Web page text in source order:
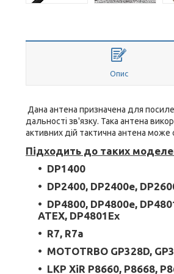
Опис
Дана антена призначена для
дальності зв'язку. Така антена
активних дій тактична антена може
Підходить до таких
DP1400
DP2400, DP2400e,
DP4800, DP4800e,
ATEX, DP4801Ex
R7, R7a
MOTOTRBO GP328D,
LKP XiR P8660, P8668,